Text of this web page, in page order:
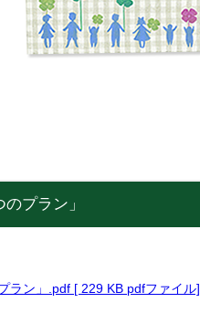
プラン」
ラン」.pdf [ 229 KB pdfファイル]